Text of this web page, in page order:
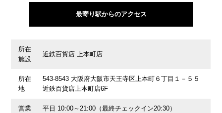
最寄り駅からのアクセス
所在
施設
近鉄百貨店 上本町店
所在
地
543-8543 大阪府大阪市天王寺区上本町６丁目１－５５
近鉄百貨店上本町店6F
営業
平日 10:00～21:00（最終チェックイン20:30）